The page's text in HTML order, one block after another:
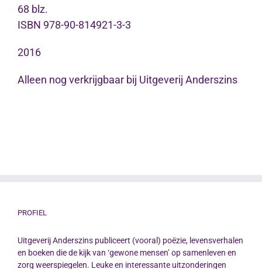
68 blz.
ISBN 978-90-814921-3-3
2016
Alleen nog verkrijgbaar bij Uitgeverij Anderszins
PROFIEL
Uitgeverij Anderszins publiceert (vooral) poëzie, levensverhalen
en boeken die de kijk van ‘gewone mensen’ op samenleven en
zorg weerspiegelen. Leuke en interessante uitzonderingen